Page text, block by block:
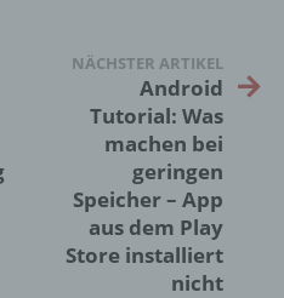
NÄCHSTER ARTIKEL
Android
Tutorial: Was
machen bei
geringen
Speicher – App
aus dem Play
Store installiert
nicht
die natürliche oder
Einrichtung
die allein oder
über die Zwecke
von
Daten entscheidet.
Mittel dieser
das Unionsrecht oder
vorgegeben,